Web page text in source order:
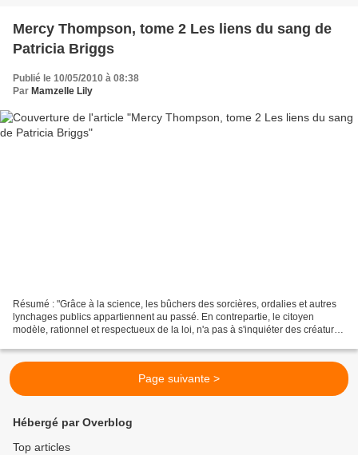
Mercy Thompson, tome 2 Les liens du sang de
Patricia Briggs
Publié le 10/05/2010 à 08:38
Par Mamzelle Lily
Résumé : "Grâce à la science, les bûchers des sorcières, ordalies et autres
lynchages publics appartiennent au passé. En contrepartie, le citoyen
modèle, rationnel et respectueux de la loi, n'a pas à s'inquiéter des créatures
Page suivante >
Hébergé par Overblog
Top articles